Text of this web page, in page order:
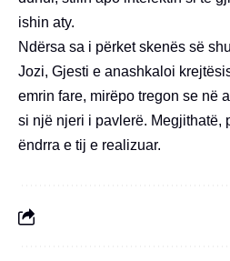
ishin aty.
Ndërsa sa i përket skenës së
Jozi, Gjesti e anashkaloi
emrin fare, mirëpo tregon se në
si një njeri i pavlerë. Megjithatë,
ëndrra e tij e realizuar.